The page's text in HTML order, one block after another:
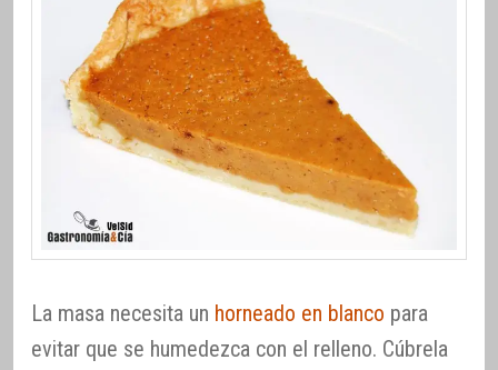
La masa necesita un horneado en blanco para
evitar que se humedezca con el relleno. Cúbrela